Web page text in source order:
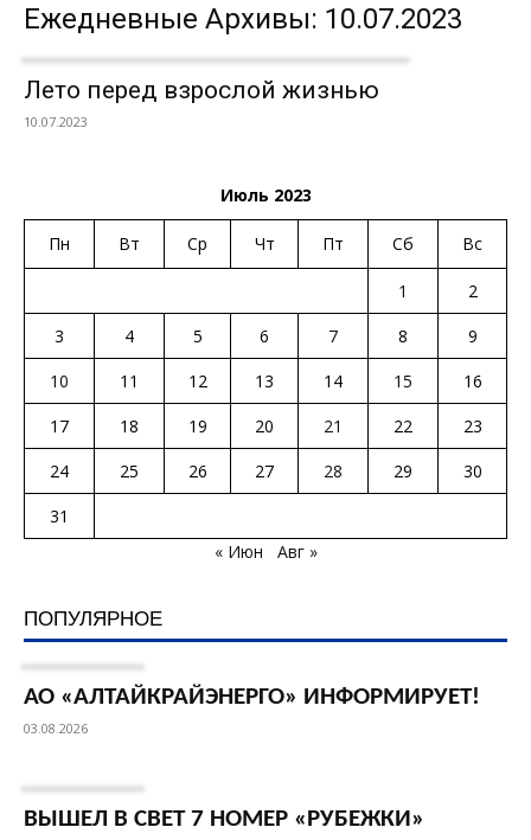
Ежедневные Архивы: 10.07.2023
Лето перед взрослой жизнью
10.07.2023
Июль 2023
Пн Вт Ср Чт Пт Сб Вс
1
2
3
4 5 6 7 8
9
10
11 12 13 14 15
16
17
18 19 20 21 22
23
24
25 26 27 28 29
30
31
« Июн
Авг »
ПОПУЛЯРНОЕ
АО «АЛТАЙКРАЙЭНЕРГО» ИНФОРМИРУЕТ!
03.08.2026
ВЫШЕЛ В СВЕТ 7 НОМЕР «РУБЕЖКИ»